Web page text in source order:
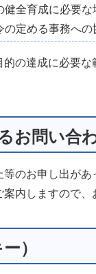
全育成に必要な
定める事務へ
の達成に必要
お問い合
のお申し出が
内しますので、
）